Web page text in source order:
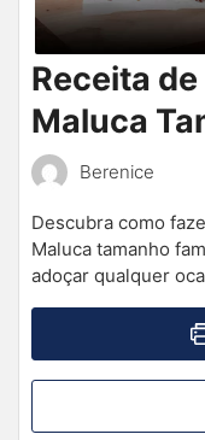
Receita
Maluca
Berenice
Descubra como
Maluca tamanho
adoçar qualquer